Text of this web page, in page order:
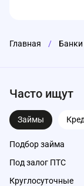
Главная / Банки
Часто ищут
Займы
Подбор займа
Под залог ПТС
Круглосуточные